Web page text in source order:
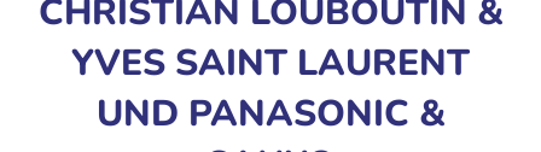
CHRISTIAN LOUBOUTIN &
YVES SAINT LAURENT
UND PANASONIC &